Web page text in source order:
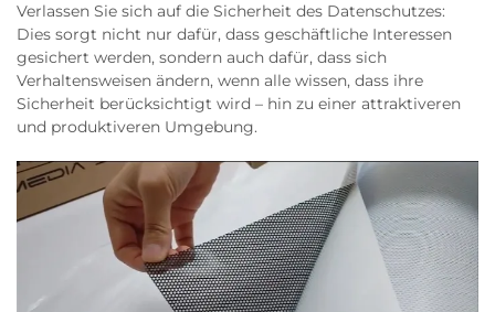
Verlassen Sie sich auf die Sicherheit des Datenschutzes:
Dies sorgt nicht nur dafür, dass geschäftliche Interessen
gesichert werden, sondern auch dafür, dass sich
Verhaltensweisen ändern, wenn alle wissen, dass ihre
Sicherheit berücksichtigt wird – hin zu einer attraktiveren
und produktiveren Umgebung.